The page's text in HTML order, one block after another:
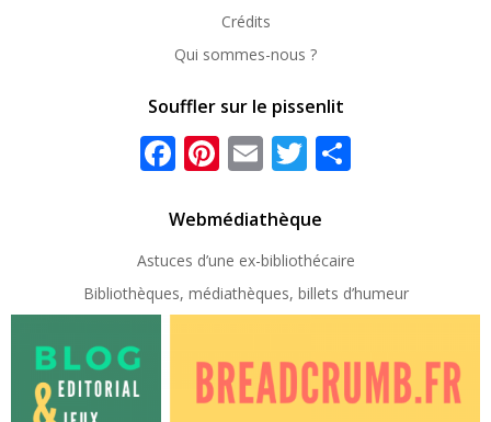
Crédits
Qui sommes-nous ?
Souffler sur le pissenlit
Facebook
Pinterest
EmailTwitter
Webmédiathèque
Astuces d’une ex-bibliothécaire
Bibliothèques, médiathèques, billets d’humeur